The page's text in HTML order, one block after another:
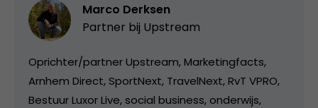
Marco Derksen
Partner bij Upstream
Oprichter/partner Upstream, Marketingfacts,
Arnhem Direct, SportNext, TravelNext, RvT VPRO,
Bestuur Luxor Live, social business, onderwijs,